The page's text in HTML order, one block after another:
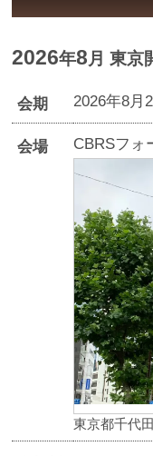
2026年8月 東京
会期 2026年8月
会場 CBRSフォ
東京都千代